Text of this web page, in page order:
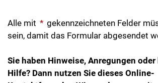
Alle mit * gekennzeichneten Felder
sein, damit das Formular abgesendet
Sie haben Hinweise, Anregungen
Hilfe? Dann nutzen Sie dieses Online-